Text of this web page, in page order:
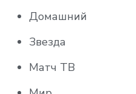
СТС
ТВ ЦЕНТР – Москва
ТВ3
Домашний
Звезда
Матч ТВ